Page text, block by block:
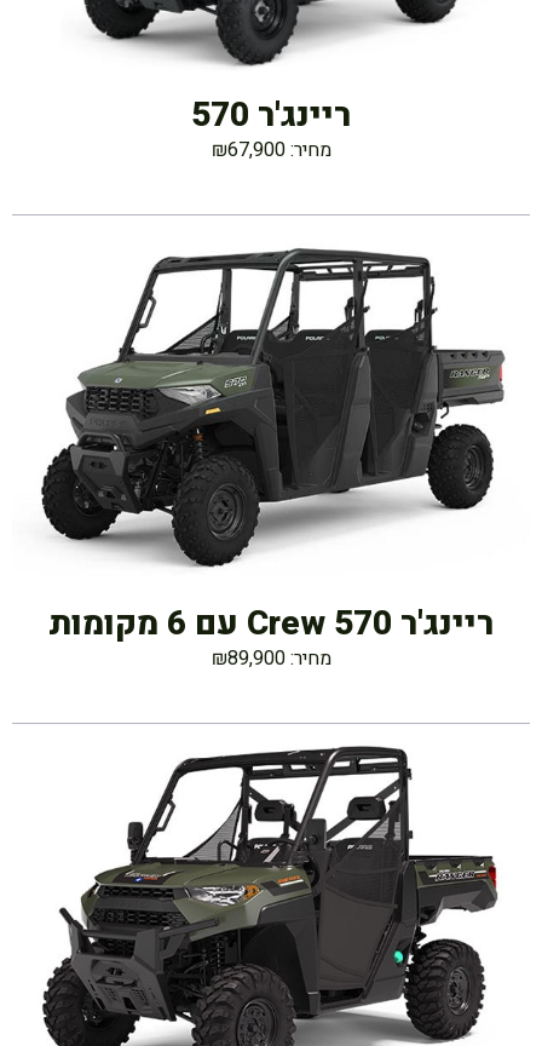
ריינג'ר 570
מחיר: ₪67,900
ריינג'ר Crew 570 עם 6 מקומות
מחיר: ₪89,900